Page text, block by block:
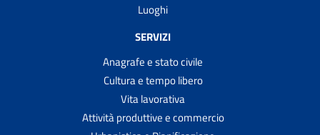
Luoghi
SERVIZI
Anagrafe e stato civile
Cultura e tempo libero
Vita lavorativa
Attività produttive e commercio